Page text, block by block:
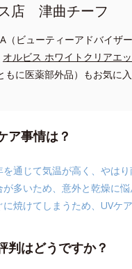
店 津曲チーフ
（ビューティーアドバイザ
オルビス ホワイトクリアエ
もに医薬部外品）もお気に入
ア事情は？
を通じて気温が高く、やは
が多いため、意外と乾燥に
焼けてしまうため、UVケ
判はどうですか？